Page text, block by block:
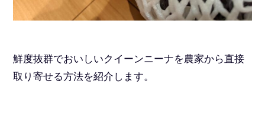
鮮度抜群でおいしいクイーンニーナを農家から直接
取り寄せる方法を紹介します。